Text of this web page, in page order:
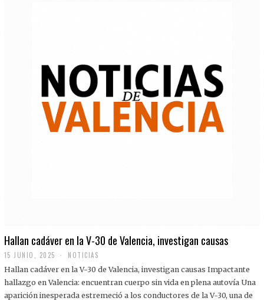
Hallan cadáver en la V-30 de Valencia, investigan causas
15 JUNIO, 2025 NOTICIAS
Hallan cadáver en la V-30 de Valencia, investigan causas Impactante
hallazgo en Valencia: encuentran cuerpo sin vida en plena autovía Una
aparición inesperada estremeció a los conductores de la V-30, una de